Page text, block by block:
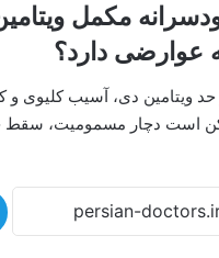
مکمل
عوارضی دارد؟
ویتامین دی، آسیب کلیوی و
است دچار مسمومیت، سقط